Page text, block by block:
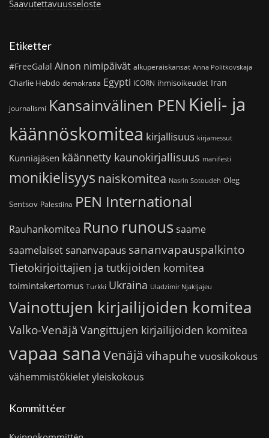
Saavutettavuusseloste
Etiketter
#FreeGalal Ainon nimipäivät alkuperäiskansat Anna Politkovskaja
Charlie Hebdo demokratia Egypti ICORN ihmisoikeudet Iran
journalismi Kansainvälinen PEN Kieli- ja
käännöskomitea kirjallisuus kirjamessut
Kunniajäsen käännetty kaunokirjallisuus manifesti
monikielisyys naiskomitea Nasrin Sotoudeh Oleg
Sentsov Palestiina PEN International
Rauhankomitea Runo runoussaame
saamelaiset sananvapaus sananvapauspalkinto
Tietokirjoittajien ja tutkijoiden komitea
toimintakertomus Turkki Ukraina Uladzimir Njakljajeu
Vainottujen kirjailijoiden komitea
Valko-Venäjä Vangittujen kirjailijoiden komitea
vapaa sana Venäjä vihapuhe vuosikokous
vähemmistökieletyleiskokous
Kommittéer